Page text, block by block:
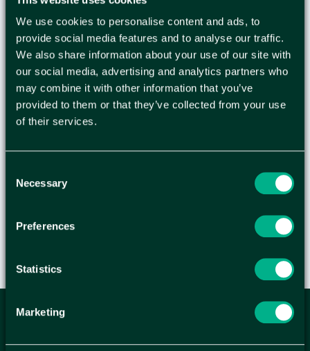
We use cookies to personalise content and ads, to
provide social media features and to analyse our traffic.
We also share information about your use of our site with
our social media, advertising and analytics partners who
may combine it with other information that you’ve
provided to them or that they’ve collected from your use
of their services.
Selection
Necessary
Preferences
Statistics
Marketing
Vissa format passar som varubrev . Enkla att
resa och försluta. Masterin wellådor är FSC-
certifierade.Produktfördelar:
Perfekt för E-handel.
Enkla att resa och försluta.
Postanpassade format.
Miljövänligt material.
packa lätta och ömtåliga produkter.
ANMÄL DIG HÄR TILL WELLAGRETS
NYHETSBREV